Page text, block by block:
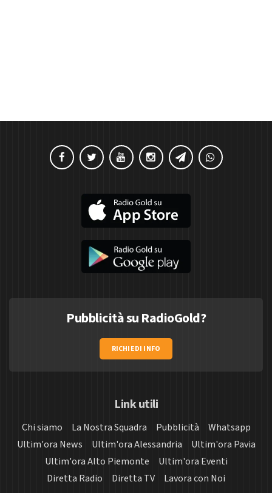
Pubblicità su RadioGold?
RICHIEDI INFO
Link utili
Chi siamo La Nostra Squadra Pubblicità
Whatsapp
Ultim'ora News
Ultim'ora Alessandria
Ultim'ora Pavia
Ultim'ora Alto Piemonte
Ultim'ora Eventi
Diretta Radio
Diretta TV Lavora con Noi